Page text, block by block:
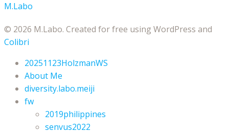
M.Labo
© 2026 M.Labo. Created for free using WordPress and
Colibri
20251123HolzmanWS
About Me
diversity.labo.meiji
fw
2019philippines
senvus2022